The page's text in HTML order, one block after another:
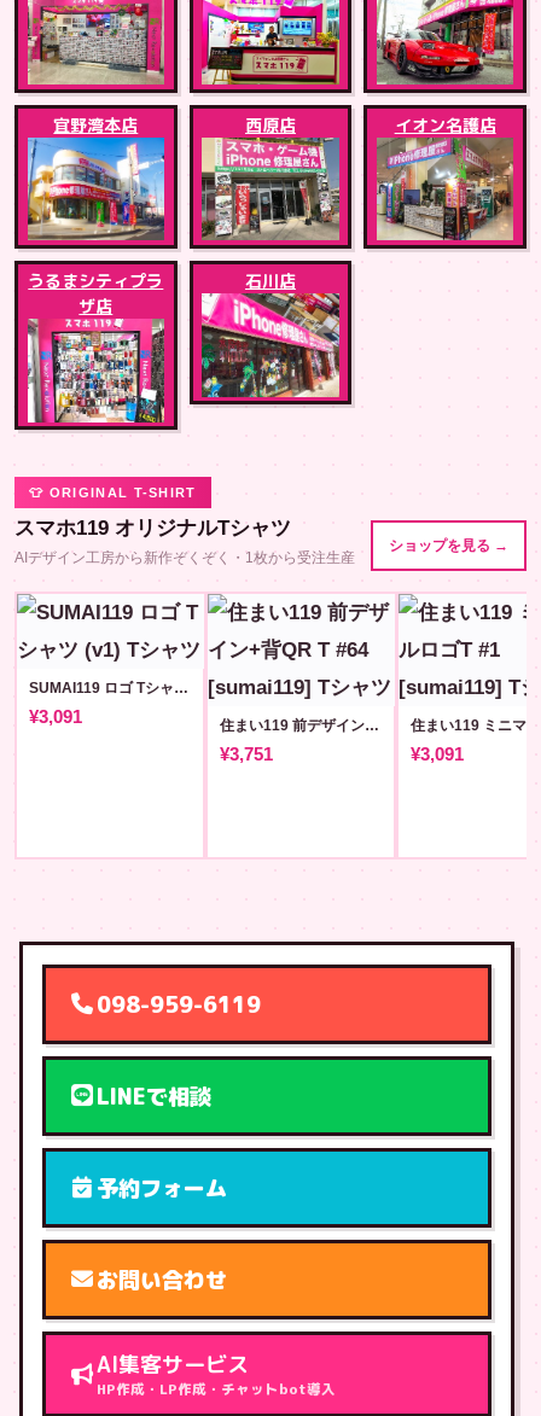
宜野湾本店 西原店 イオン名護店
うるまシティプラ
ザ店
石川店
👕 ORIGINAL T-SHIRT
スマホ119 オリジナルTシャツ
AIデザイン工房から新作ぞくぞく・1枚から受注生産
ショップを見る →
SUMAI119 ロゴ Tシャツ (v1)
¥3,091 住まい119 前デザイン+背QR T #64 [sumai119]
¥3,751 ¥3,091
098-959-6119
LINEで相談
予約フォーム
お問い合わせ
AI集客サービス
HP作成・LP作成・チャットbot導入